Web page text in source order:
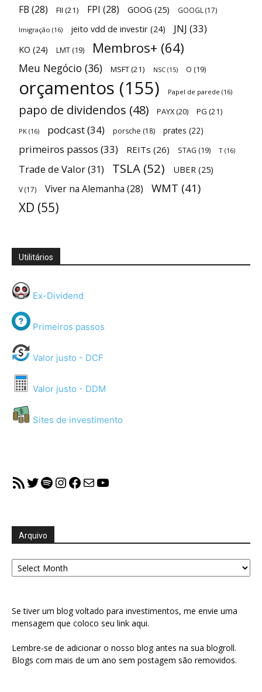
FB (28) FII (21) FPI (28) GOOG (25) GOOGL(17)
Imigração (16) jeito vdd de investir (24) JNJ (33)
KO (24) LMT (19) Membros+ (64)
Meu Negócio (36) MSFT(21) NSC (15) O (19)
orçamentos (155) Papel de parede (16)
papo de dividendos (48) PAYX(20) PG (21)
PK (16) podcast(34) porsche (18) prates (22)
primeiros passos (33) REITs (26) STAG (19) T (16)
Trade de Valor(31) TSLA (52) UBER (25)
V(17) Viver na Alemanha (28) WMT (41)
XD (55)
Utilitários
Ex-Dividend
Primeiros passos
Valor justo - DCF
Valor justo - DDM
Sites de investimento
RSS FeedTwitter
Spotify
Instagram
Facebook
MailYouTube
Arquivo
Arquivo
Se tiver um blog voltado para investimentos, me envie uma
mensagem que coloco seu link aqui.
Lembre-se de adicionar o nosso blog antes na sua blogroll.
Blogs com mais de um ano sem postagem são removidos.